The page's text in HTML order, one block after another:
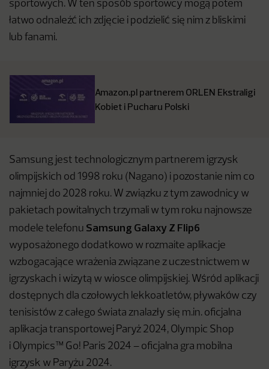
sportowych. W ten sposób sportowcy mogą potem
łatwo odnaleźć ich zdjęcie i podzielić się nim z bliskimi
lub fanami.
Amazon.pl partnerem ORLEN Ekstraligi
Kobiet i Pucharu Polski
Samsung jest technologicznym partnerem igrzysk
olimpijskich od 1998 roku (Nagano) i pozostanie nim co
najmniej do 2028 roku. W związku z tym zawodnicy w
pakietach powitalnych trzymali w tym roku najnowsze
modele telefonu Samsung Galaxy Z Flip6
wyposażonego dodatkowo w rozmaite aplikacje
wzbogacające wrażenia związane z uczestnictwem w
igrzyskach i wizytą w wiosce olimpijskiej. Wśród aplikacji
dostępnych dla czołowych lekkoatletów, pływaków czy
tenisistów z całego świata znalazły się m.in. oficjalna
aplikacja transportowej Paryż 2024, Olympic Shop
i Olympics™ Go! Paris 2024 – oficjalna gra mobilna
igrzysk w Paryżu 2024.